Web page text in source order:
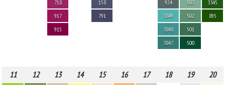
718
917
915
158
791
924
3849
3848
3847
503
502
501
500
3345
895
11 12 13 14 15 16 17 18 19 20